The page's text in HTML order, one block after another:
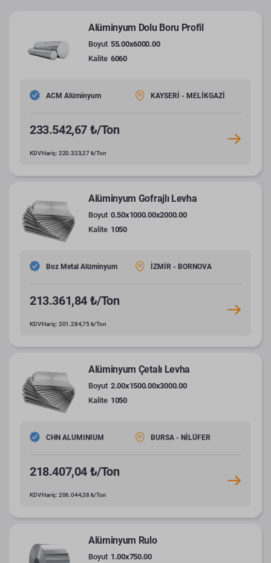
Alüminyum Dolu Boru Profil
Boyut 55.00x6000.00
Kalite 6060
ACM Alüminyum KAYSERİ - MELİKGAZİ
233.542,67 ₺/Ton
KDV Hariç: 220.323,27 ₺/Ton
Alüminyum Gofrajlı Levha
Boyut 0.50x1000.00x2000.00
Kalite 1050
Boz Metal Alüminyum İZMİR - BORNOVA
213.361,84 ₺/Ton
KDV Hariç: 201.284,75 ₺/Ton
Alüminyum Çetalı Levha
Boyut 2.00x1500.00x3000.00
Kalite 1050
CHN ALUMINIUM BURSA - NİLÜFER
218.407,04 ₺/Ton
KDV Hariç: 206.044,38 ₺/Ton
Alüminyum Rulo
Boyut 1.00x750.00